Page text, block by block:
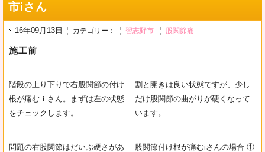
市iさん
16年09月13日 カテゴリー： 習志野市 股関節痛
施工前
階段の上り下りで右股関節の付け
根が痛むｉさん。まずは左の状態
をチェックします。
割と開きは良い状態ですが、少し
だけ股関節の曲がりが硬くなって
います。
問題の右股関節はだいぶ硬さがあ
股関節付け根が痛むiさんの場合 ①